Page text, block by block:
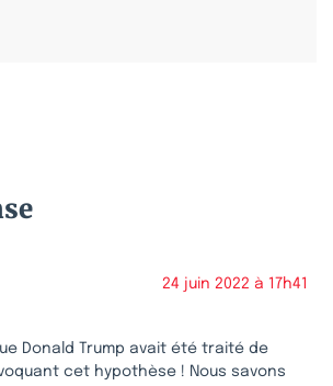
24 juin 2022 à 17h41
Donald Trump avait été traité de
cet hypothèse ! Nous savons